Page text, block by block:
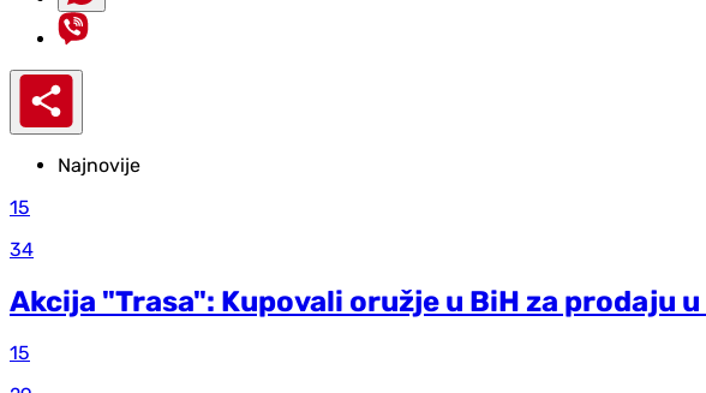
Najnovije
15
34
Akcija "Trasa": Kupovali oružje u BiH za prodaju
15